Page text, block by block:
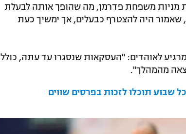
מניות משפחת פדרמן, מה שהופך אותה לבעלת
שאמור היה להצטרף כבעלים, אך ימשיך כעת
לאוהדים: "העסקאות שנסגרו עד עתה, כולל
מהמהלך".
שבוע תוכלו לזכות בפרסים שווים